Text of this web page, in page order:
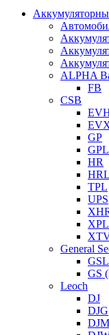
ALPHA
FB
CSB
GP
GPL
HR
HRL
TPL
UPS
XPL
General
GS
Leoch
DJ
DJG
DJM